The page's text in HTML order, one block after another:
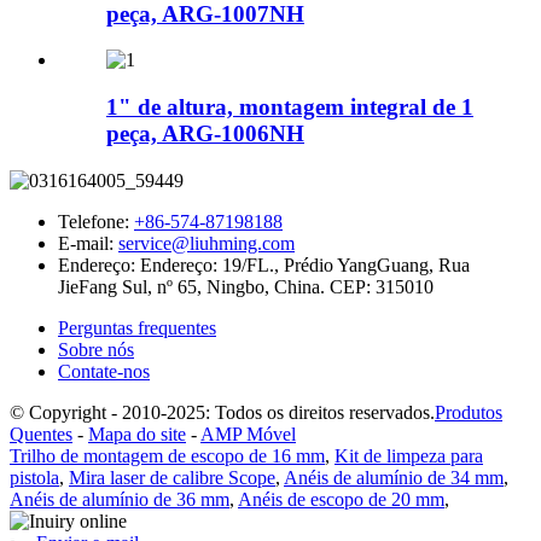
peça, ARG-1007NH
1" de altura, montagem integral de 1
peça, ARG-1006NH
Telefone: +86-574-87198188
E-mail: service@liuhming.com
Endereço: Endereço: 19/FL., Prédio YangGuang, Rua
JieFang Sul, nº 65, Ningbo, China. CEP: 315010
Perguntas frequentes
Sobre nós
Contate-nos
© Copyright - 2010-2025: Todos os direitos reservados.Produtos
Quentes - Mapa do site - AMP Móvel
Trilho de montagem de escopo de 16 mm, Kit de limpeza para
pistola, Mira laser de calibre Scope, Anéis de alumínio de 34 mm,
Anéis de alumínio de 36 mm, Anéis de escopo de 20 mm,